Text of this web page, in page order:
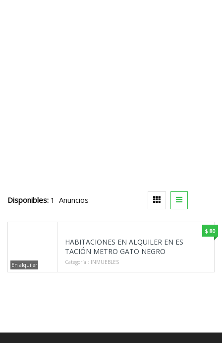
Disponibles: 1 Anuncios
En alquiler
$ 80
HABITACIONES EN ALQUILER EN ES
TACIÓN METRO GATO NEGRO
Categoría : INMUEBLES